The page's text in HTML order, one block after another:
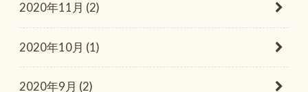
2020年11月 (2)
2020年10月 (1)
2020年9月 (2)